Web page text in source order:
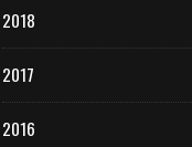
2018
2017
2016